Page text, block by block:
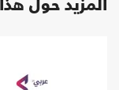
المزيد حول